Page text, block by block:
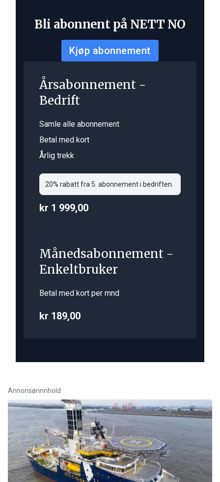
Bli abonnent på NETT NO
Kjøp abonnement
Årsabonnement -
Bedrift
Samle alle abonnement
Betal med kort
Årlig trekk
20% rabatt fra 5. abonnement i bedriften.
kr 1 999,00
Månedsabonnement -
Enkeltbruker
Betal med kort per mnd
kr 189,00
Annonsørinnhold